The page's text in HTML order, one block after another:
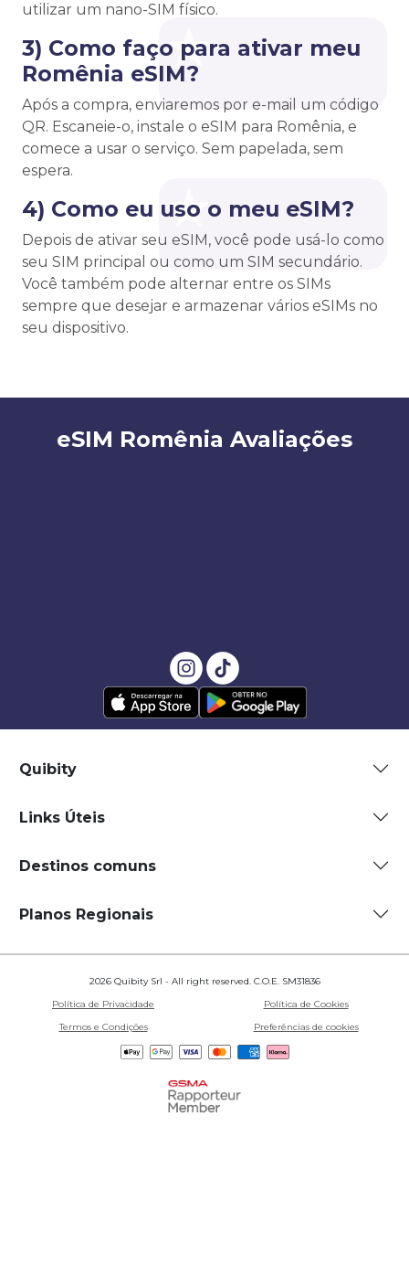
utilizar um nano-SIM físico.
3) Como faço para ativar meu
Romênia eSIM?
Após a compra, enviaremos por e-mail um código
QR. Escaneie-o, instale o eSIM para Romênia, e
comece a usar o serviço. Sem papelada, sem
espera.
4) Como eu uso o meu eSIM?
Depois de ativar seu eSIM, você pode usá-lo como
seu SIM principal ou como um SIM secundário.
Você também pode alternar entre os SIMs
sempre que desejar e armazenar vários eSIMs no
seu dispositivo.
eSIM Romênia Avaliações
Quibity
Links Úteis
Destinos comuns
Planos Regionais
2026 Quibity Srl - All right reserved. C.O.E. SM31836
Política de Privacidade
Política de Cookies
Termos e Condições
Preferências de cookies